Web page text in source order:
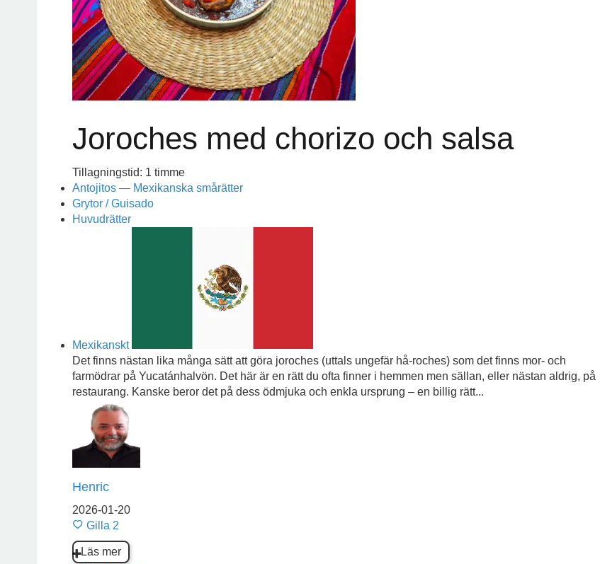
Joroches med chorizo och salsa
Tillagningstid: 1 timme
Antojitos — Mexikanska smårätter
Grytor / Guisado
Huvudrätter
Mexikanskt
Det finns nästan lika många sätt att göra joroches (uttals ungefär hå-roches) som det finns mor- och
farmödrar på Yucatánhalvön. Det här är en rätt du ofta finner i hemmen men sällan, eller nästan aldrig, på
restaurang. Kanske beror det på dess ödmjuka och enkla ursprung – en billig rätt...
Henric
2026-01-20
Gilla 2
Läs mer